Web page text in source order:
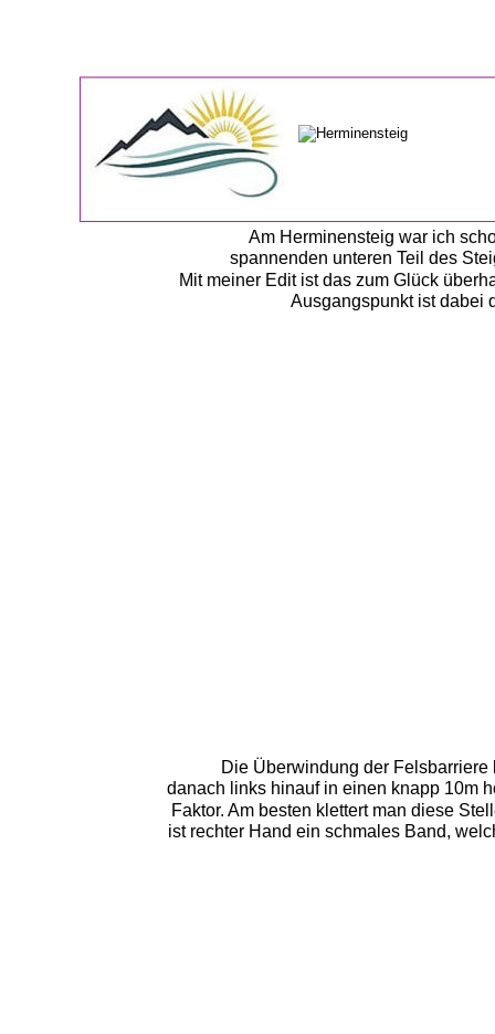
Am Herminensteig war ich
spannenden unteren Teil des
Mit meiner Edit ist das zum Glück
Ausgangspunkt ist dabei
Die Überwindung der
danach links hinauf in einen knapp 10m
Faktor. Am besten klettert man diese
ist rechter Hand ein schmales Band,